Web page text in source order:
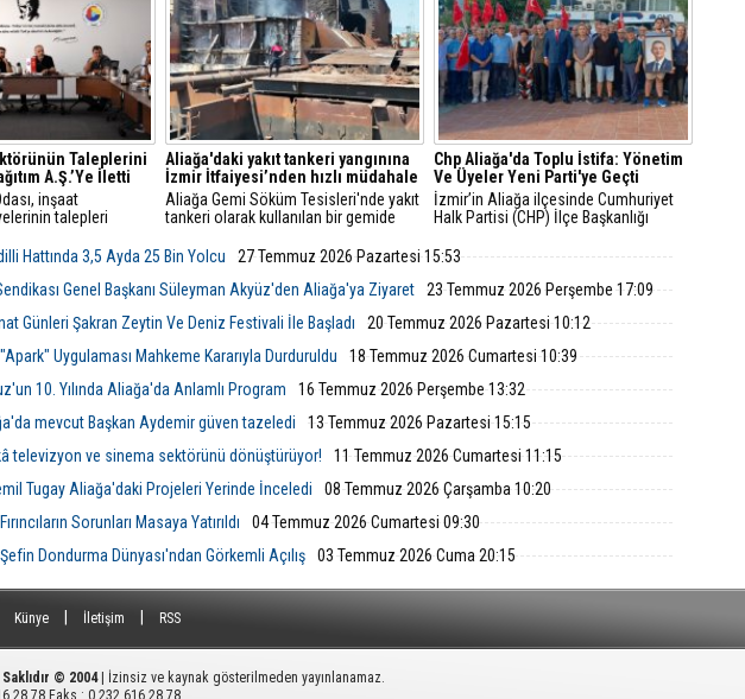
Taleplerini
A.Ş.’Ye İletti
inşaat
talepleri
düzenledi.
panosu ve enerji
ilgili yeni
Aliağa'daki yakıt tankeri yangınına
İzmir İtfaiyesi’nden hızlı müdahale
Aliağa Gemi Söküm Tesisleri'nde yakıt
tankeri olarak kullanılan bir gemide
Belediyesi İtfaiye Dairesi Başkanlığı
ulaştı.
Chp Aliağa'da Toplu İstifa: Yönetim
Ve Üyeler Yeni Parti'ye Geçti
İzmir’in Aliağa ilçesinde Cumhuriyet
Halk Partisi (CHP) İlçe Başkanlığı
üyesi, düzenlenen basın toplantısıyla
istifa ettiklerini duyurarak Yeni Parti’ye
Hattında 3,5 Ayda 25 Bin Yolcu
27 Temmuz 2026 Pazartesi 15:53
Genel Başkanı Süleyman Akyüz'den Aliağa'ya Ziyaret
23 Temmuz 2026 Perşembe 17:09
Günleri Şakran Zeytin Ve Deniz Festivali İle Başladı
20 Temmuz 2026 Pazartesi 10:12
Uygulaması Mahkeme Kararıyla Durduruldu
18 Temmuz 2026 Cumartesi 10:39
10. Yılında Aliağa'da Anlamlı Program
16 Temmuz 2026 Perşembe 13:32
mevcut Başkan Aydemir güven tazeledi
13 Temmuz 2026 Pazartesi 15:15
televizyon ve sinema sektörünü dönüştürüyor!
11 Temmuz 2026 Cumartesi 11:15
Tugay Aliağa'daki Projeleri Yerinde İnceledi
08 Temmuz 2026 Çarşamba 10:20
Sorunları Masaya Yatırıldı
04 Temmuz 2026 Cumartesi 09:30
Dondurma Dünyası'ndan Görkemli Açılış
03 Temmuz 2026 Cuma 20:15
Künye İletişim RSS
© 2004
| İzinsiz ve kaynak gösterilmeden yayınlanamaz.
28 78 Faks : 0 232 616 28 78